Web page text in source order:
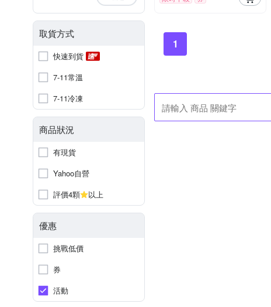
取貨方式
快速到貨
7-11常溫
7-11冷凍
商品狀況
有現貨
Yahoo自營
評價4顆
以上
優惠
挑戰低價
券
活動
1